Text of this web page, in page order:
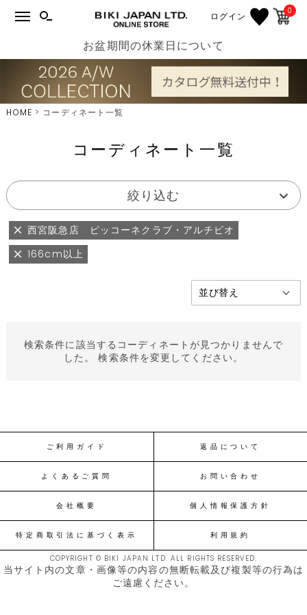
ログイン 0
お盆期間の休業日について
HOME コーディネート一覧
コーディネート一覧
絞り込む
西宮阪急店 ピッコーネクラブ・アルチビオ
166cm以上
検索条件に該当するコーディネートが見つかりませんで
した。 検索条件を変更してください。
ご利用ガイド 返品について
よくあるご質問 お問い合わせ
会社概要 個人情報保護方針
特定商取引法に基づく表示 利用規約
COPYRIGHT © BIKI JAPAN LTD. ALL RIGHTS RESERVED.
当サイト内の文章・画像等の内容の無断転載及び複製等の行為は
ご遠慮ください。